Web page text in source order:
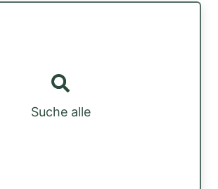
Suche alle